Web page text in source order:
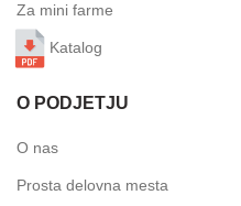
Za mini farme
Katalog
O PODJETJU
O nas
Prosta delovna mesta